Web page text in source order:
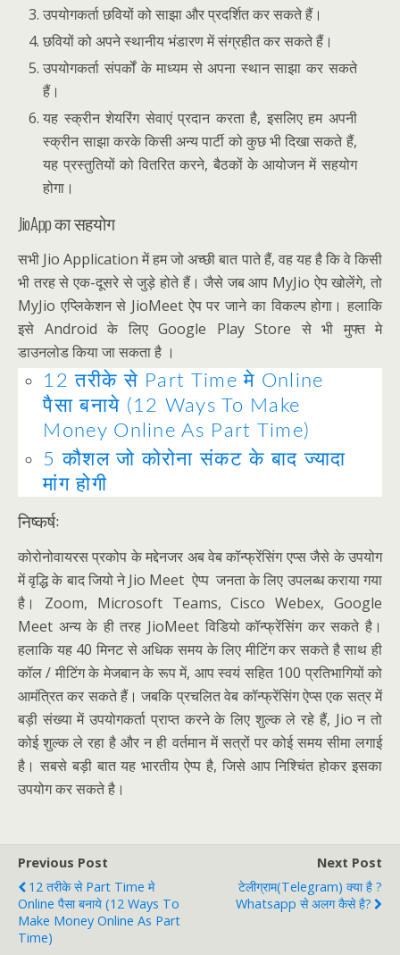
उपयोगकर्ता छवियों को साझा और प्रदर्शित कर सकते हैं।
छवियों को अपने स्थानीय भंडारण में संग्रहीत कर सकते हैं।
उपयोगकर्ता संपर्कों के माध्यम से अपना स्थान साझा कर सकते
हैं।
यह स्क्रीन शेयरिंग सेवाएं प्रदान करता है, इसलिए हम अपनी
स्क्रीन साझा करके किसी अन्य पार्टी को कुछ भी दिखा सकते हैं,
यह प्रस्तुतियों को वितरित करने, बैठकों के आयोजन में सहयोग
होगा।
JioApp का सहयोग
सभी Jio Application में हम जो अच्छी बात पाते हैं, वह यह है कि वे किसी
भी तरह से एक-दूसरे से जुड़े होते हैं। जैसे जब आप MyJio ऐप खोलेंगे, तो
MyJio एप्लिकेशन से JioMeet ऐप पर जाने का विकल्प होगा। हलाकि
इसे Android के लिए Google Play Store से भी मुफ्त मे
डाउनलोड किया जा सकता है ।
12 तरीके से Part Time मे Online
पैसा बनाये (12 Ways To Make
Money Online As Part Time)
5 कौशल जो कोरोना संकट के बाद ज्यादा
मांग होगी
निष्कर्ष:
कोरोनोवायरस प्रकोप के मद्देनजर अब वेब कॉन्फ्रेंसिंग एप्स जैसे के उपयोग
में वृद्धि के बाद जियो ने Jio Meet ऐप्प जनता के लिए उपलब्ध कराया गया
है। Zoom, Microsoft Teams, Cisco Webex, Google
Meet अन्य के ही तरह JioMeet विडियो कॉन्फ्रेंसिंग कर सकते है।
हलाकि यह 40 मिनट से अधिक समय के लिए मीटिंग कर सकते है साथ ही
कॉल / मीटिंग के मेजबान के रूप में, आप स्वयं सहित 100 प्रतिभागियों को
आमंत्रित कर सकते हैं। जबकि प्रचलित वेब कॉन्फ्रेंसिंग ऐप्स एक सत्र में
बड़ी संख्या में उपयोगकर्ता प्राप्त करने के लिए शुल्क ले रहे हैं, Jio न तो
कोई शुल्क ले रहा है और न ही वर्तमान में सत्रों पर कोई समय सीमा लगाई
है। सबसे बड़ी बात यह भारतीय ऐप्प है, जिसे आप निश्चिंत होकर इसका
उपयोग कर सकते है।
Previous Post
12 तरीके से Part Time मे
Online पैसा बनाये (12 Ways To
Make Money Online As Part
Time)
Next Post
टेलीग्राम(Telegram) क्या है ?
Whatsapp से अलग कैसे है?